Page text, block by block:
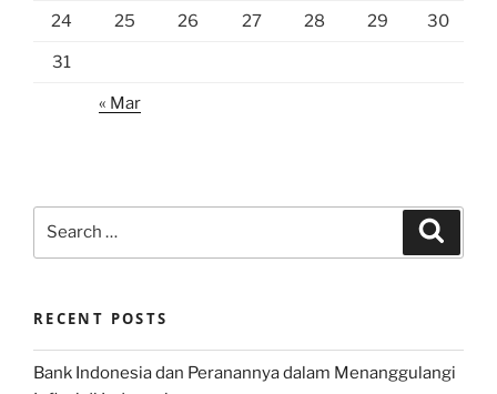
24 25 26 27 28 29 30
31
« Mar
RECENT POSTS
Bank Indonesia dan Peranannya dalam Menanggulangi